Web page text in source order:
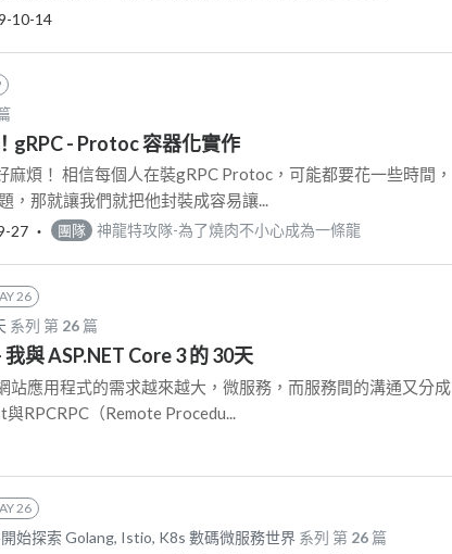
10-14
gRPC - Protoc 容器化實作
麻煩！ 相信每個人在裝gRPC Protoc，可能都要花一些時間，
，那就讓我們就把他封裝成容易讓...
27 ‧ 團隊 神龍特攻隊-為了燒肉不小心成為一條龍
26
系列 第 26 篇
與 ASP.NET Core 3 的 30天
站應用程式的需求越來越大，微服務，而服務間的溝通又分成
RPCRPC（Remote Procedu...
26
始探索 Golang, Istio, K8s 數碼微服務世界 系列 第 26 篇